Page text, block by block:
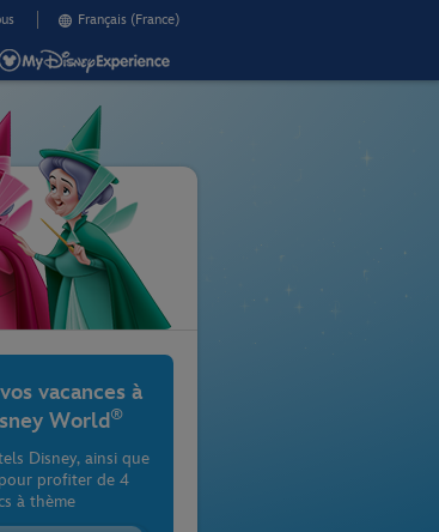
Français (France)
vacances à
World ®
Disney, ainsi que
profiter de 4
à thème